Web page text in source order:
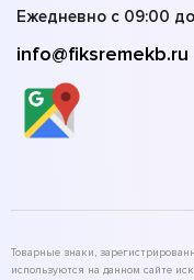
Ежедневно с 09:00
info@fiksremekb.ru
Товарные знаки,
используются на данном сайте